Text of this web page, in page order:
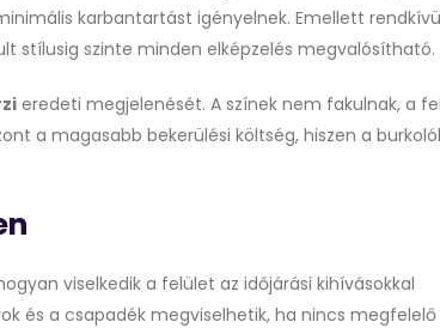
karbantartást igényelnek. Emellett
stílusig szinte minden elképzelés megvalósítható.
eredeti megjelenését. A színek nem fakulnak, a
a magasabb bekerülési költség, hiszen a
viselkedik a felület az időjárási kihívásokkal
és a csapadék megviselhetik, ha nincs megfelelő